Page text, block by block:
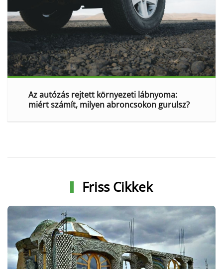
Az autózás rejtett környezeti lábnyoma:
miért számít, milyen abroncsokon gurulsz?
Friss Cikkek